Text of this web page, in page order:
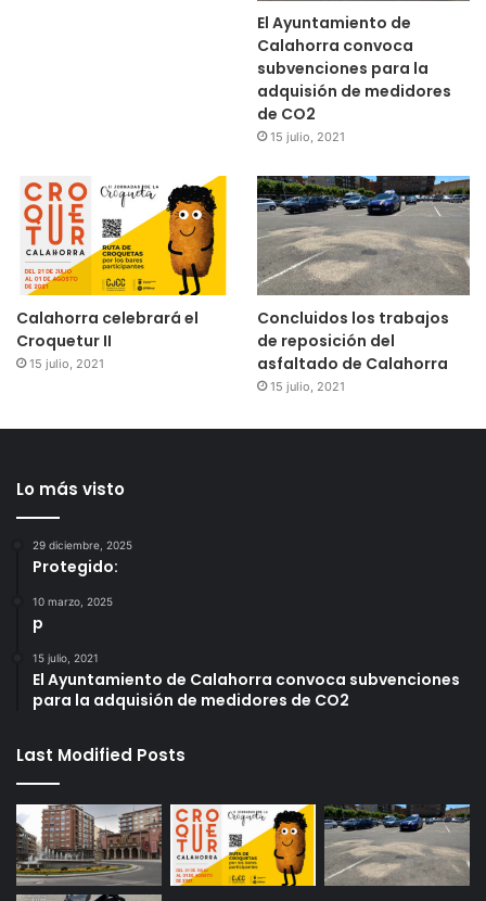
El Ayuntamiento de
Calahorra convoca
subvenciones para la
adquisión de medidores
de CO2
15 julio, 2021
Calahorra celebrará el
Croquetur II
15 julio, 2021
Concluidos los trabajos
de reposición del
asfaltado de Calahorra
15 julio, 2021
Lo más visto
29 diciembre, 2025
Protegido:
10 marzo, 2025
p
15 julio, 2021
El Ayuntamiento de Calahorra convoca subvenciones
para la adquisión de medidores de CO2
Last Modified Posts